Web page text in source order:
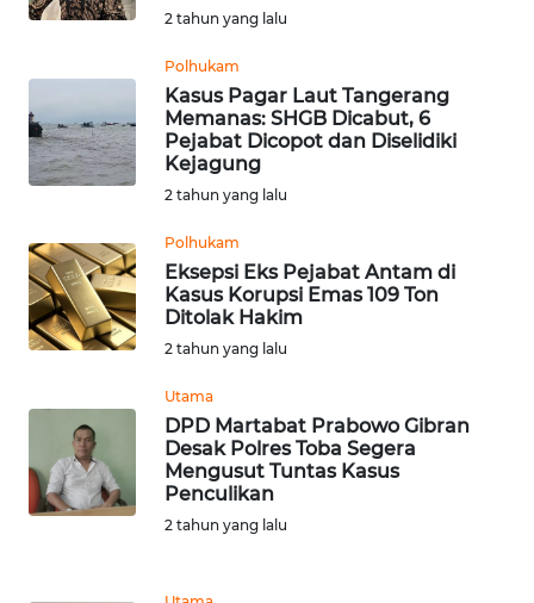
2 tahun yang lalu
Polhukam
Kasus Pagar Laut Tangerang
Memanas: SHGB Dicabut, 6
Pejabat Dicopot dan Diselidiki
Kejagung
2 tahun yang lalu
Polhukam
Eksepsi Eks Pejabat Antam di
Kasus Korupsi Emas 109 Ton
Ditolak Hakim
2 tahun yang lalu
Utama
DPD Martabat Prabowo Gibran
Desak Polres Toba Segera
Mengusut Tuntas Kasus
Penculikan
2 tahun yang lalu
WN
NUSANTARA
WN
JATIM
BALI
WN
KALBAR